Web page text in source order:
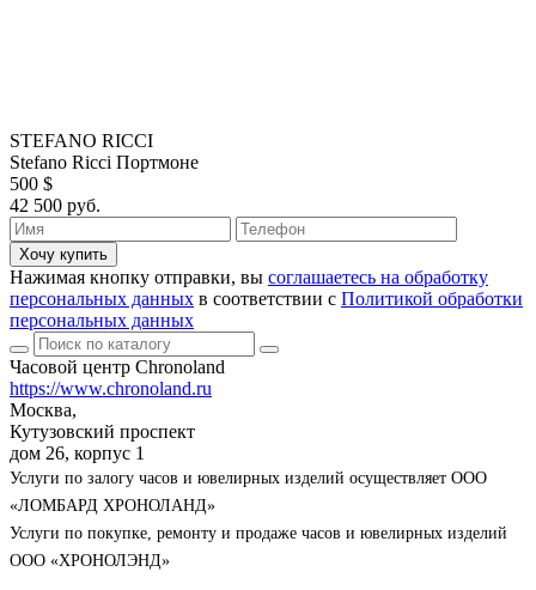
STEFANO RICCI
Stefano Ricci Портмоне
500 $
42 500 руб.
Хочу купить
Нажимая кнопку отправки, вы соглашаетесь на обработку
персональных данных в соответствии с Политикой обработки
персональных данных
Часовой центр Chronoland
https://www.chronoland.ru
Москва,
Кутузовский проспект
дом 26, корпус 1
Услуги по залогу часов и ювелирных изделий осуществляет ООО
«ЛОМБАРД ХРОНОЛАНД»
Услуги по покупке, ремонту и продаже часов и ювелирных изделий
ООО «ХРОНОЛЭНД»